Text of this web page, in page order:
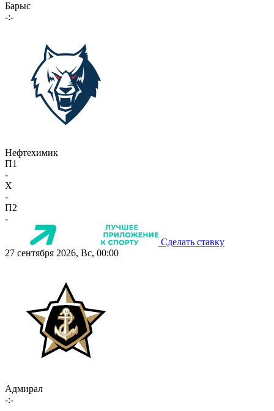
Барыс
-:-
Нефтехимик
П1
-
X
-
П2
-
Сделать ставку
27 сентября 2026, Вс, 00:00
Адмирал
-:-